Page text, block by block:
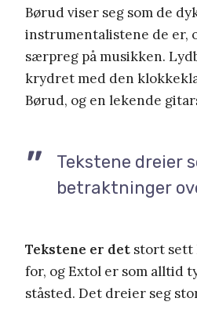
Børud viser seg som de
instrumentalistene de er,
særpreg på musikken.
krydret med den
Børud, og en lekende
Tekstene dreier
betraktninger
Tekstene er det stort sett
for, og Extol er som alltid
ståsted. Det dreier seg